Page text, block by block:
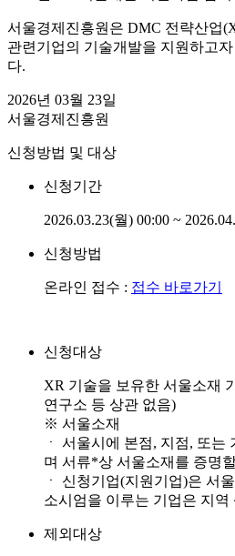
서울경제진흥원은 DMC 전략산업
관련기업의 기술개발을 지원하고
다.
2026년 03월 23일
서울경제진흥원
신청방법 및 대상
신청기간
2026.03.23(월) 00:00 ~
신청방법
온라인 접수 : 접수 바로가기
신청대상
XR 기술을 보유한 서울소재
연구소 등 상관 없음)
※ 서울소재
ㆍ 서울시에 본점, 지점, 또
며 서류*상 서울소재를 증명
ㆍ 신청기업(지원기업)은 서
소시엄을 이루는 기업은 지역
제외대상